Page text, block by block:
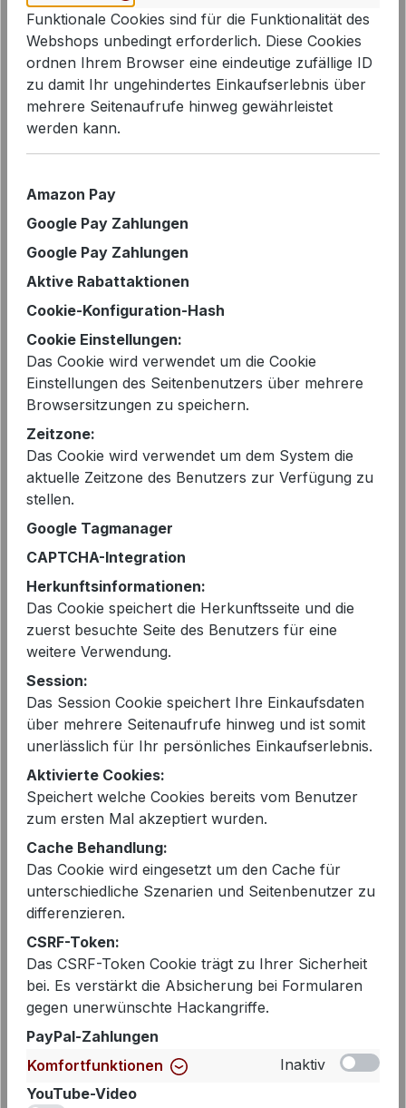
Bildergalerie überspringen
Verkaufspreis:
149,99 € %
239,00 €*
Sie sparen 37%
Preise inkl. MwSt. zzgl. Versandkosten
Sofort verfügbar, Lieferzeit: 2-5 Tage
Farbeauswählen
LIGHT GREY
Größe auswählen
36 - entspricht 38/40
38 - entspricht 40/42
Produkt Anzahl: Gib den
In den Warenkorb
EAN:2000265960529
Artikelnummer:
Beschreibung
Blazer von Penn & Ink. Dieser
bequeme Blazer ist aus einer
technischen Reisequalität h…
Funktionale Cookies sind für die Funktionalität des
Webshops unbedingt erforderlich. Diese Cookies
ordnen Ihrem Browser eine eindeutige zufällige ID
zu damit Ihr ungehindertes Einkaufserlebnis über
mehrere Seitenaufrufe hinweg gewährleistet
werden kann.
Amazon Pay
Google Pay Zahlungen
Google Pay Zahlungen
Aktive Rabattaktionen
Cookie-Konfiguration-Hash
Cookie Einstellungen:
Das Cookie wird verwendet um die Cookie
Einstellungen des Seitenbenutzers über mehrere
Browsersitzungen zu speichern.
Zeitzone:
Das Cookie wird verwendet um dem System die
aktuelle Zeitzone des Benutzers zur Verfügung zu
stellen.
Google Tagmanager
CAPTCHA-Integration
Herkunftsinformationen:
Das Cookie speichert die Herkunftsseite und die
zuerst besuchte Seite des Benutzers für eine
weitere Verwendung.
Session:
Das Session Cookie speichert Ihre Einkaufsdaten
über mehrere Seitenaufrufe hinweg und ist somit
unerlässlich für Ihr persönliches Einkaufserlebnis.
Aktivierte Cookies:
Speichert welche Cookies bereits vom Benutzer
zum ersten Mal akzeptiert wurden.
Cache Behandlung:
Das Cookie wird eingesetzt um den Cache für
unterschiedliche Szenarien und Seitenbenutzer zu
differenzieren.
CSRF-Token:
Das CSRF-Token Cookie trägt zu Ihrer Sicherheit
bei. Es verstärkt die Absicherung bei Formularen
gegen unerwünschte Hackangriffe.
PayPal-Zahlungen
Komfortfunktionen
Inaktiv
YouTube-Video